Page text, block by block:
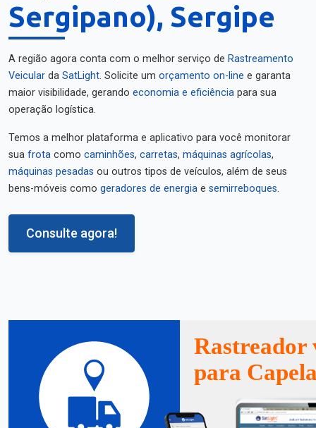
Sergipano), Sergipe
A região agora conta com o melhor serviço de Rastreamento
Veicular da SatLight. Solicite um orçamento on-line e garanta
maior visibilidade, gerando economia e eficiência para sua
operação logística.
Temos a melhor plataforma e aplicativo para você monitorar
sua frota como caminhões, carretas, máquinas agrícolas,
máquinas pesadas ou outros tipos de veículos, além de seus
bens-móveis como geradores de energia e semirreboques.
Consulte agora!
Rastreador
para